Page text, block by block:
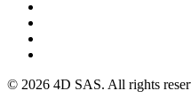
© 2026 4D SAS. All rights